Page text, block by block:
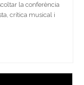
la conferència
crítica musical i